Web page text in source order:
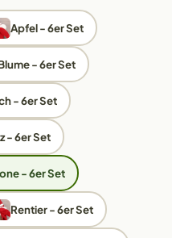
Apfel - 6er Set
- 6er Set
- 6er Set
- 6er Set
- 6er Set
Rentier - 6er Set